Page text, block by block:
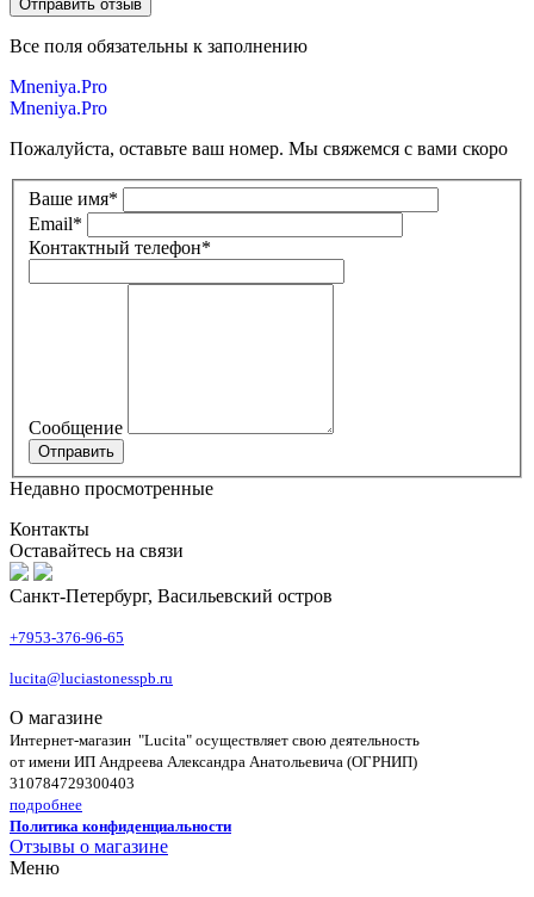
Все поля обязательны к заполнению
Mneniya.Pro
Mneniya.Pro
Пожалуйста, оставьте ваш номер. Мы свяжемся с вами скоро
Ваше имя*
Email*
Контактный телефон*
Сообщение
Недавно просмотренные
Контакты
Оставайтесь на связи
Санкт-Петербург, Васильевский остров
+7953-376-96-65
lucita@luciastonesspb.ru
О магазине
Интернет-магазин "Lucita" осуществляет свою деятельность
от имени ИП Андреева Александра Анатольевича (ОГРНИП)
310784729300403
подробнее
Политика конфиденциальности
Отзывы о магазине
Меню